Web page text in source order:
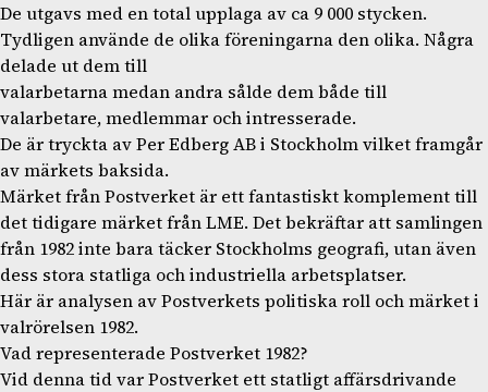
De utgavs med en total upplaga av ca 9 000 stycken.
Tydligen använde de olika föreningarna den olika. Några
delade ut dem till
valarbetarna medan andra sålde dem både till
valarbetare, medlemmar och intresserade.
De är tryckta av Per Edberg AB i Stockholm vilket framgår
av märkets baksida.
Märket från Postverket är ett fantastiskt komplement till
det tidigare märket från LME. Det bekräftar att samlingen
från 1982 inte bara täcker Stockholms geografi, utan även
dess stora statliga och industriella arbetsplatser.
Här är analysen av Postverkets politiska roll och märket i
valrörelsen 1982.
Vad representerade Postverket 1982?
Vid denna tid var Postverket ett statligt affärsdrivande